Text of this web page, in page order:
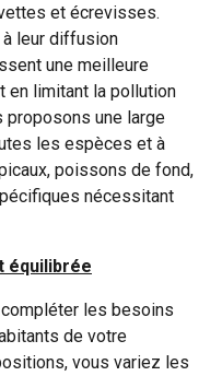
et écrevisses.
à leur diffusion
une meilleure
en limitant la pollution
proposons une large
les espèces et à
poissons de fond,
nécessitant
équilibrée
les besoins
de votre
vous variez les